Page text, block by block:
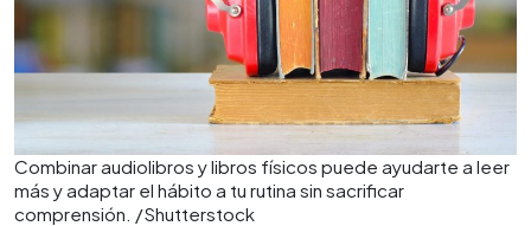
Combinar audiolibros y libros físicos puede ayudarte a leer
más y adaptar el hábito a tu rutina sin sacrificar
comprensión. /Shutterstock